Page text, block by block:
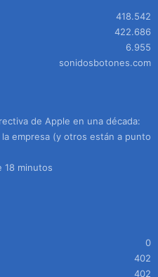
418.542
422.686
6.955
sonidosbotones.com
de Apple en una década:
empresa (y otros están a punto
18 minutos
0
402
402